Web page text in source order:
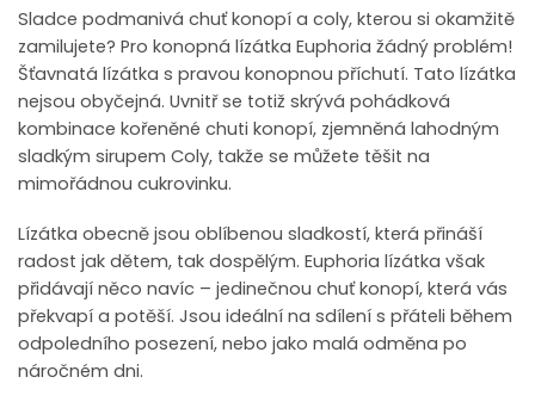
Sladce podmanivá chuť konopí a coly, kterou si okamžitě
zamilujete? Pro konopná lízátka Euphoria žádný problém!
Šťavnatá lízátka s pravou konopnou příchutí. Tato lízátka
nejsou obyčejná. Uvnitř se totiž skrývá pohádková
kombinace kořeněné chuti konopí, zjemněná lahodným
sladkým sirupem Coly, takže se můžete těšit na
mimořádnou cukrovinku.
Lízátka obecně jsou oblíbenou sladkostí, která přináší
radost jak dětem, tak dospělým. Euphoria lízátka však
přidávají něco navíc – jedinečnou chuť konopí, která vás
překvapí a potěší. Jsou ideální na sdílení s přáteli během
odpoledního posezení, nebo jako malá odměna po
náročném dni.